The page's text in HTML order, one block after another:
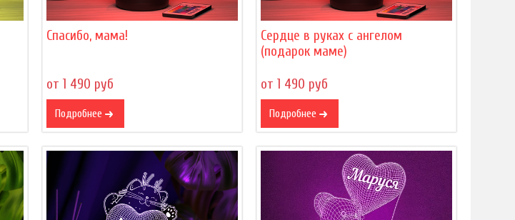
Спасибо, мама!
от 1 490 руб
Подробнее
Сердце в руках с ангелом
(подарок маме)
от 1 490 руб
Подробнее